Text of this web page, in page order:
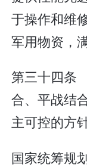
于操作和维
军用物资，
第三十四条
合、平战结
主可控的方针
国家统筹规